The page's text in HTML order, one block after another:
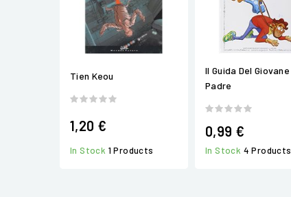
Tien Keou
1,20 €
In Stock 1 Products
Il Guida Del Giovane
Padre
0,99 €
In Stock 4 Products